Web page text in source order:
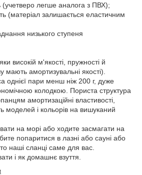
(учетверо легше аналога з ПВХ);
(матеріал залишається еластичним
низького ступеня
високій м'якості, пружності й
мають амортизувальні якості).
однієї пари менш ніж 200 г, дуже
колодкою. Пориста структура
амортизаційні властивості,
моделей і кольорів на вишуканий
на морі або ходите засмагати на
попаритися в лазні або сауні або
наші сланці саме для вас.
і як домашнє взуття.